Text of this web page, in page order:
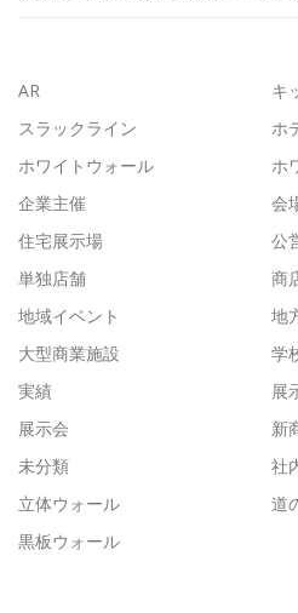
AR
キ
スラックライン
ホ
ホワイトウォール
ホ
企業主催
会
住宅展示場
公
単独店舗
商
地域イベント
地
大型商業施設
学
実績
展
展示会
新
未分類
社
立体ウォール
道
黒板ウォール